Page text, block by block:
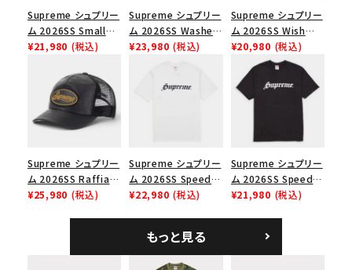
円 ～
円
在庫のない商品を表示する
絞り込んで検索する
Supreme シュプリー
ム 2026SS Small
Box Tee スモールボ
¥21,980 (税込)
Supreme シュプリー
ム 2026SS Washed
Chino Twill Camp
ップ ブラック
¥23,980 (税込)
Supreme シュプリー
ム 2026SS Wish
Tee ウィッシュTシ
ャツ ブラック
¥20,980 (税込)
Supreme シュプリー
ム 2026SS Raffia
Mesh Back 5-Panel
¥25,980 (税込)
Supreme シュプリー
ム 2026SS Speed
Tee スピードTシャツ
¥22,980 (税込)
Supreme シュプリー
ム 2026SS Speed
Tee スピードTシャツ
¥21,980 (税込)
もっと見る